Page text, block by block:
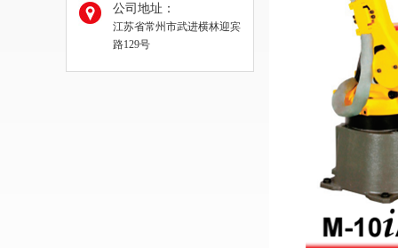
公司地址：
江苏省常州市武进横林迎宾
路129号